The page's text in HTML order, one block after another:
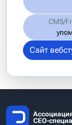
CMS/
Сайт
СЕО-